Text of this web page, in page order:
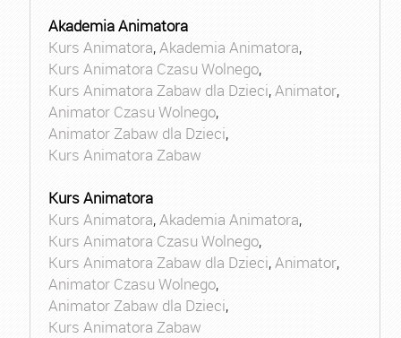
Akademia Animatora
Kurs Animatora,Akademia Animatora,
Kurs Animatora Czasu Wolnego,
Kurs Animatora Zabaw dla Dzieci,Animator,
Animator Czasu Wolnego,
Animator Zabaw dla Dzieci,
Kurs Animatora Zabaw
Kurs Animatora
Kurs Animatora,Akademia Animatora,
Kurs Animatora Czasu Wolnego,
Kurs Animatora Zabaw dla Dzieci,Animator,
Animator Czasu Wolnego,
Animator Zabaw dla Dzieci,
Kurs Animatora Zabaw